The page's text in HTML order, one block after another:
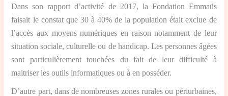
Dans son rapport d’activité de 2017, la Fondation Emmaüs
faisait le constat que 30 à 40% de la population était exclue de
l’accès aux moyens numériques en raison notamment de leur
situation sociale, culturelle ou de handicap. Les personnes âgées
sont particulièrement touchées du fait de leur difficulté à
maitriser les outils informatiques ou à en posséder.
D’autre part, dans de nombreuses zones rurales ou périurbaines,